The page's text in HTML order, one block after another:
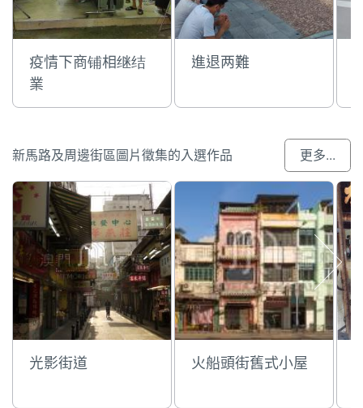
疫情下商铺相继结
業
進退两難
新馬路及周邊街區圖片徵集的入選作品 更多...
光影街道 火船頭街舊式小屋